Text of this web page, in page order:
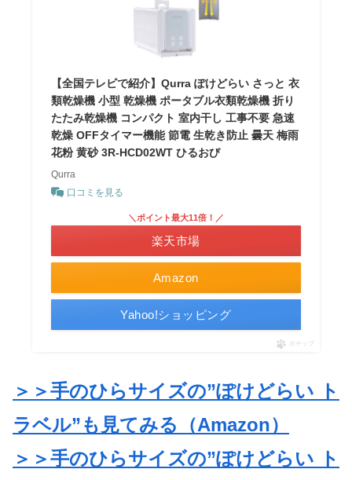
【全国テレビで紹介】Qurra ぽけどらい さっと 衣
類乾燥機 小型 乾燥機 ポータブル衣類乾燥機 折り
たたみ乾燥機 コンパクト 室内干し 工事不要 急速
乾燥 OFFタイマー機能 節電 生乾き防止 曇天 梅雨
花粉 黄砂 3R-HCD02WT ひるおび
Qurra
口コミを見る
Amazon
＼ポイント最大11倍！／
楽天市場
Yahoo!ショッピング
ポチップ
＞＞手のひらサイズの”ぽけどらい ト
ラベル”も見てみる（Amazon）
＞＞手のひらサイズの”ぽけどらい ト